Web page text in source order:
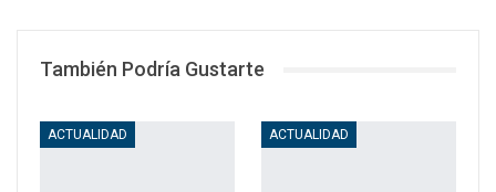
También Podría Gustarte
ACTUALIDAD ACTUALIDAD